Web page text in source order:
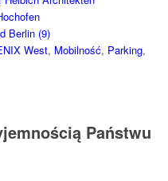
West, Mobilność, Parking,
Państwu